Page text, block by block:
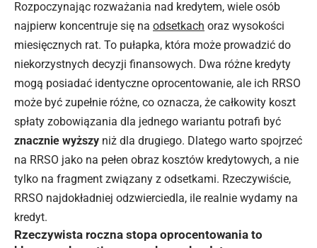
Rozpoczynając rozważania nad kredytem, wiele osób
najpierw koncentruje się na odsetkach oraz wysokości
miesięcznych rat. To pułapka, która może prowadzić do
niekorzystnych decyzji finansowych. Dwa różne kredyty
mogą posiadać identyczne oprocentowanie, ale ich RRSO
może być zupełnie różne, co oznacza, że całkowity koszt
spłaty zobowiązania dla jednego wariantu potrafi być
znacznie wyższy niż dla drugiego. Dlatego warto spojrzeć
na RRSO jako na pełen obraz kosztów kredytowych, a nie
tylko na fragment związany z odsetkami. Rzeczywiście,
RRSO najdokładniej odzwierciedla, ile realnie wydamy na
kredyt.
Rzeczywista roczna stopa oprocentowania to